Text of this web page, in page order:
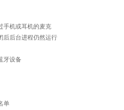
手机或耳机的麦克
后后台进程仍然运行
牙设备
单